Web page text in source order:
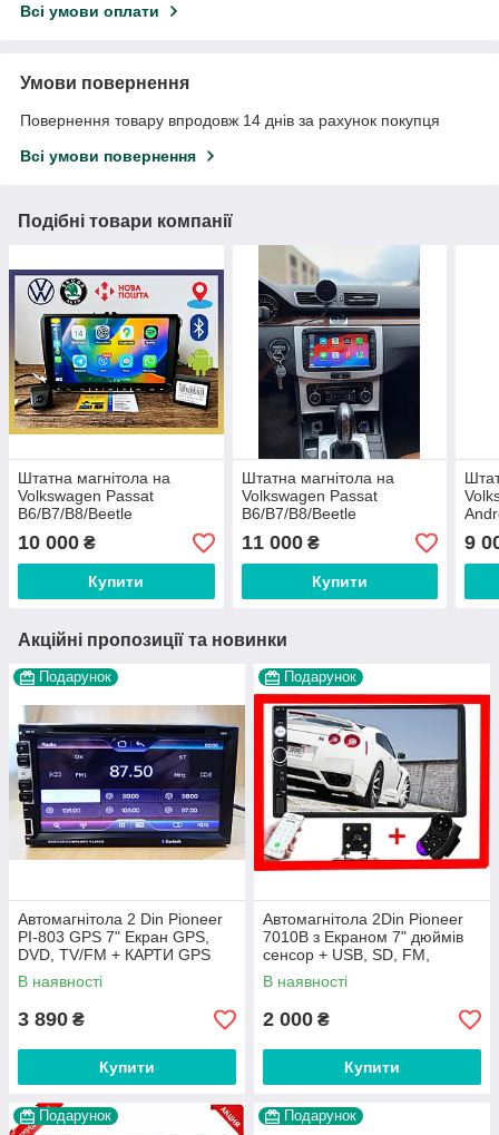
Всі умови оплати
Умови повернення
Повернення товару впродовж 14 днів за рахунок покупця
Всі умови повернення
Подібні товари компанії
Штатна магнітола на
Volkswagen Passat
B6/B7/B8/Beetle
CC/Tiguan/Touran
Jetta/Polo/Caddy/Golf
Android 10
10 000 ₴
Купити
Штатна магнітола на
Volkswagen Passat
B6/B7/B8/Beetle
CC/Tiguan/Touran
Jetta/Polo/Caddy/Golf
Android 10
11 000₴
Купити
9
Акційні пропозиції та новинки
Подарунок
Автомагнітола 2 Din Pioneer
PI-803 GPS 7" Екран GPS,
DVD, TV/FM + КАРТИ GPS
Новинка 2018!
В наявності
3 890 ₴
Купити
Подарунок
Автомагнітола 2Din Pioneer
7010B з Екраном 7" дюймів
сенсор + USB, SD, FM,
Bluetooth+КАМЕРА!
В наявності
2 000 ₴
Купити
Подарунок Подарунок